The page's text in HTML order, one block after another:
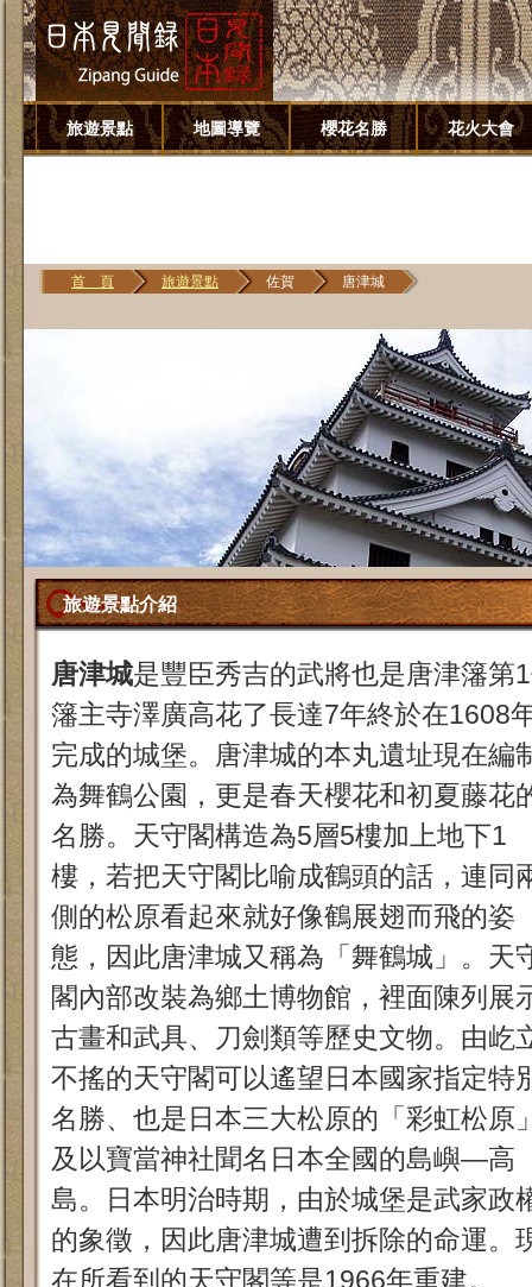
旅遊景點 地圖導覽 櫻花名勝 花火大會
首 頁 旅遊景點 佐賀 唐津城
旅遊景點介紹
唐津城是豐臣秀吉的武將也是唐津籓第
籓主寺澤廣高花了長達7年終於在1608
完成的城堡。唐津城的本丸遺址現在編
為舞鶴公園，更是春天櫻花和初夏藤花
名勝。天守閣構造為5層5樓加上地下1
樓，若把天守閣比喻成鶴頭的話，連同
側的松原看起來就好像鶴展翅而飛的姿
態，因此唐津城又稱為「舞鶴城」。天
閣內部改裝為鄉土博物館，裡面陳列展
古畫和武具、刀劍類等歷史文物。由屹
不搖的天守閣可以遙望日本國家指定特
名勝、也是日本三大松原的「彩虹松原
及以寶當神社聞名日本全國的島嶼—高
島。日本明治時期，由於城堡是武家政
的象徵，因此唐津城遭到拆除的命運。
在所看到的天守閣等是1966年重建。